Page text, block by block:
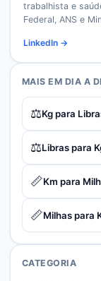
trabalhista e
Federal, ANS e
LinkedIn →
MAIS EM DIA A
⚖️Kg para
⚖️Libras para
📏Km para
📏Milhas para
CATEGORIA